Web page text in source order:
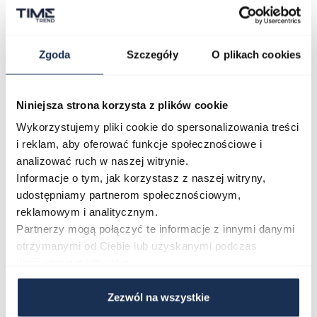
Zgoda Szczegóły O plikach cookies
Niniejsza strona korzysta z plików cookie
Wykorzystujemy pliki cookie do spersonalizowania treści
i reklam, aby oferować funkcje społecznościowe i
analizować ruch w naszej witrynie.
Informacje o tym, jak korzystasz z naszej witryny,
udostępniamy partnerom społecznościowym,
reklamowym i analitycznym.
Partnerzy mogą połączyć te informacje z innymi danymi
otrzymanymi od Ciebie lub uzyskanymi podczas
Zezwól na wszystkie
Kolor paska/bransolety
Kod producenta FC-245N4S6
Opinie
Zapytaj o produkt